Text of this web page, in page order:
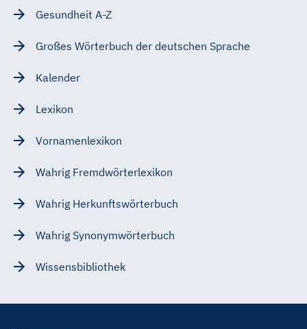
Gesundheit A-Z
Großes Wörterbuch der deutschen Sprache
Kalender
Lexikon
Vornamenlexikon
Wahrig Fremdwörterlexikon
Wahrig Herkunftswörterbuch
Wahrig Synonymwörterbuch
Wissensbibliothek